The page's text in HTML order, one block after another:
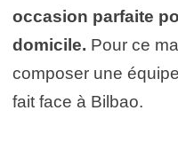
occasion parfaite
domicile. Pour ce
composer une
fait face à Bilbao.